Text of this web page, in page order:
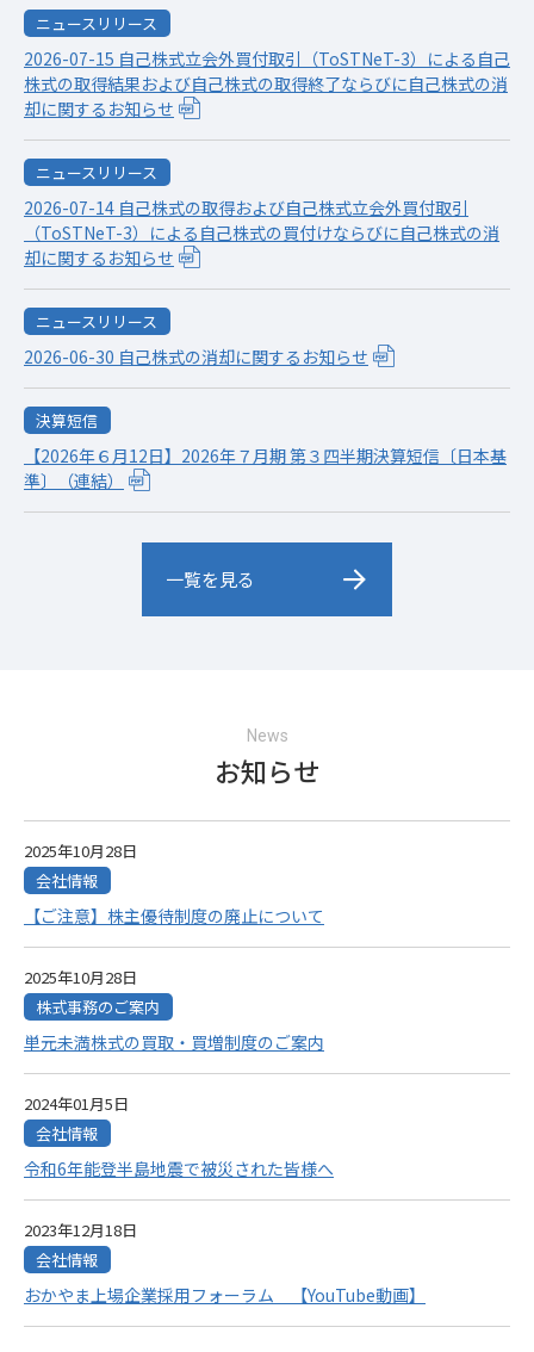
一覧を見る
ニュースリリース
2026-07-15 自己株式立会外買付取引（ToSTNeT-3）による自己
株式の取得結果および自己株式の取得終了ならびに自己株式の消
却に関するお知らせ
ニュースリリース
2026-07-14 自己株式の取得および自己株式立会外買付取引
（ToSTNeT-3）による自己株式の買付けならびに自己株式の消
却に関するお知らせ
ニュースリリース
2026-06-30 自己株式の消却に関するお知らせ
決算短信
【2026年６月12日】2026年７月期 第３四半期決算短信〔日本基
準〕（連結）
News
お知らせ
2025年10月28日
会社情報
【ご注意】株主優待制度の廃止について
2025年10月28日
株式事務のご案内
単元未満株式の買取・買増制度のご案内
2024年01月5日
会社情報
令和6年能登半島地震で被災された皆様へ
2023年12月18日
会社情報
おかやま上場企業採用フォーラム 【YouTube動画】